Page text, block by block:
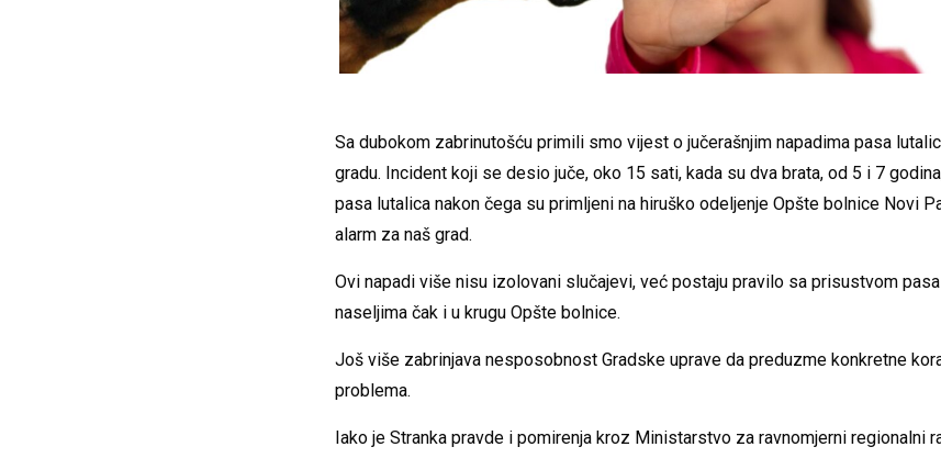
Sa dubokom zabrinutošću primili smo vijest o jučerašnjim napadima pasa
gradu. Incident koji se desio juče, oko 15 sati, kada su dva brata, od 5 i 7
pasa lutalica nakon čega su primljeni na hiruško odeljenje Opšte bolnice Novi
alarm za naš grad.
Ovi napadi više nisu izolovani slučajevi, već postaju pravilo sa prisustvom
naseljima čak i u krugu Opšte bolnice.
Još više zabrinjava nesposobnost Gradske uprave da preduzme konkretne
problema.
Iako je Stranka pravde i pomirenja kroz Ministarstvo za ravnomjerni regionalni